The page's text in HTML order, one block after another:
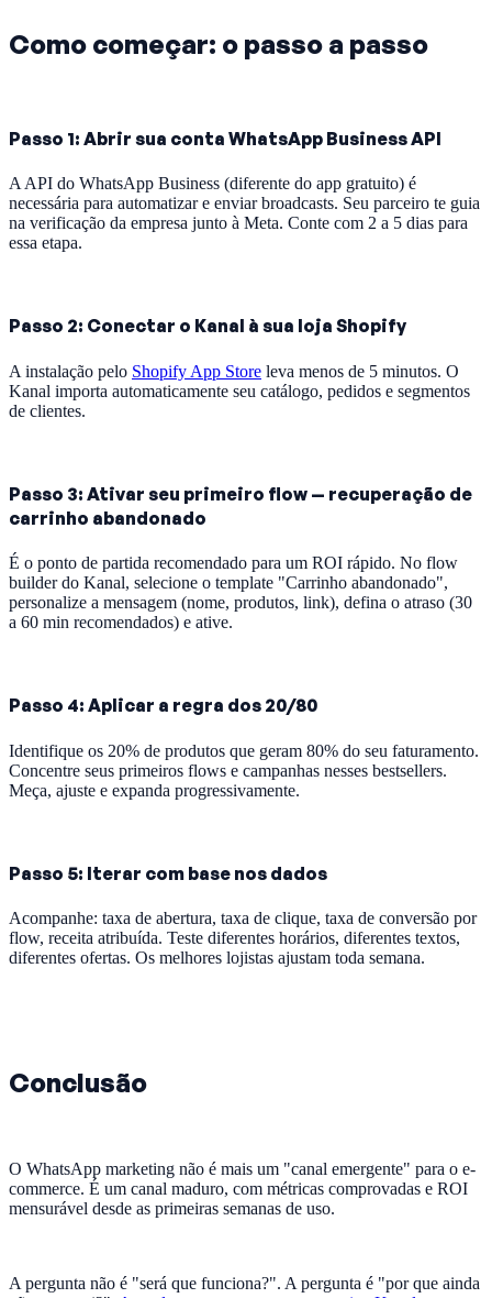
Como começar: o passo a passo
Passo 1: Abrir sua conta WhatsApp Business API
A API do WhatsApp Business (diferente do app gratuito) é
necessária para automatizar e enviar broadcasts. Seu parceiro te guia
na verificação da empresa junto à Meta. Conte com 2 a 5 dias para
essa etapa.
Passo 2: Conectar o Kanal à sua loja Shopify
A instalação pelo Shopify App Store leva menos de 5 minutos. O
Kanal importa automaticamente seu catálogo, pedidos e segmentos
de clientes.
Passo 3: Ativar seu primeiro flow — recuperação de
carrinho abandonado
É o ponto de partida recomendado para um ROI rápido. No flow
builder do Kanal, selecione o template "Carrinho abandonado",
personalize a mensagem (nome, produtos, link), defina o atraso (30
a 60 min recomendados) e ative.
Passo 4: Aplicar a regra dos 20/80
Identifique os 20% de produtos que geram 80% do seu faturamento.
Concentre seus primeiros flows e campanhas nesses bestsellers.
Meça, ajuste e expanda progressivamente.
Passo 5: Iterar com base nos dados
Acompanhe: taxa de abertura, taxa de clique, taxa de conversão por
flow, receita atribuída. Teste diferentes horários, diferentes textos,
diferentes ofertas. Os melhores lojistas ajustam toda semana.
Conclusão
O WhatsApp marketing não é mais um "canal emergente" para o e-
commerce. É um canal maduro, com métricas comprovadas e ROI
mensurável desde as primeiras semanas de uso.
A pergunta não é "será que funciona?". A pergunta é "por que ainda